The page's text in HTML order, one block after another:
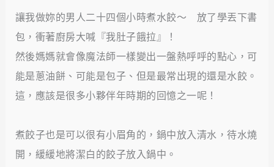
讓我做妳的男人二十四個小時煮水餃～ 放了學丟下書
包，衝著廚房大喊『我肚子餓拉』！
然後媽媽就會像魔法師一樣變出一盤熱呼呼的點心，可
能是蔥油餅、可能是包子、但是最常出現的還是水餃。
這，應該是很多小夥伴年時期的回憶之一呢！
煮餃子也是可以很有小眉角的，鍋中放入清水，待水燒
開，緩緩地將潔白的餃子放入鍋中。